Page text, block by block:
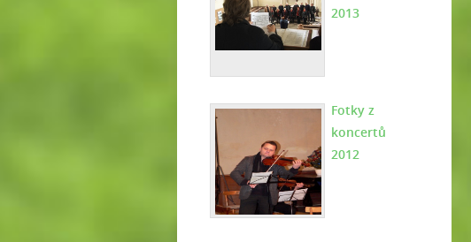
2013
Fotky z
koncertů
2012